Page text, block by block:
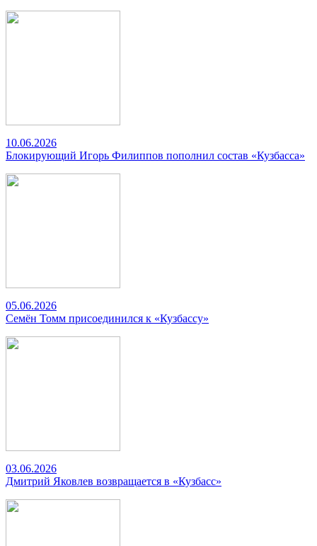
10.06.2026
Блокирующий Игорь Филиппов пополнил состав «Кузбасса»
05.06.2026
Семён Томм присоединился к «Кузбассу»
03.06.2026
Дмитрий Яковлев возвращается в «Кузбасс»